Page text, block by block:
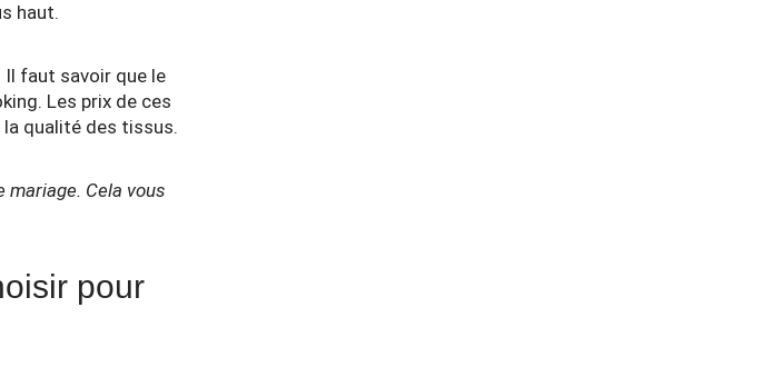
haut.
Il faut savoir que le
Les prix de ces
qualité des tissus.
mariage. Cela vous
pour